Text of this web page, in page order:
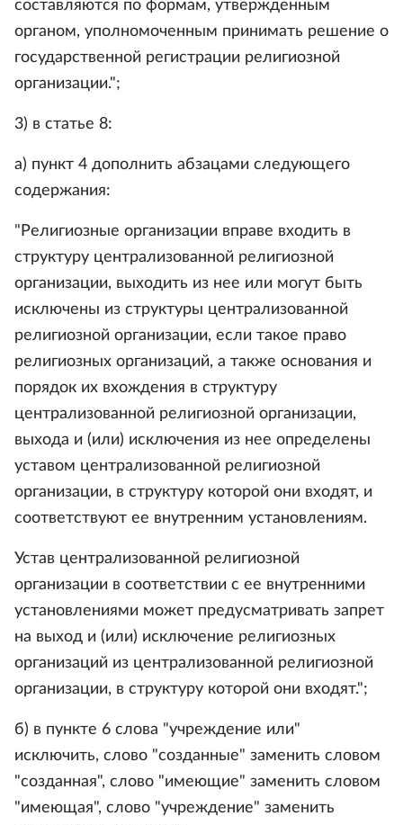
составляются по формам, утвержденным
органом, уполномоченным принимать решение о
государственной регистрации религиозной
организации.";
3) в статье 8:
а) пункт 4 дополнить абзацами следующего
содержания:
"Религиозные организации вправе входить в
структуру централизованной религиозной
организации, выходить из нее или могут быть
исключены из структуры централизованной
религиозной организации, если такое право
религиозных организаций, а также основания и
порядок их вхождения в структуру
централизованной религиозной организации,
выхода и (или) исключения из нее определены
уставом централизованной религиозной
организации, в структуру которой они входят, и
соответствуют ее внутренним установлениям.
Устав централизованной религиозной
организации в соответствии с ее внутренними
установлениями может предусматривать запрет
на выход и (или) исключение религиозных
организаций из централизованной религиозной
организации, в структуру которой они входят.";
б) в пункте 6 слова "учреждение или"
исключить, слово "созданные" заменить словом
"созданная", слово "имеющие" заменить словом
"имеющая", слово "учреждение" заменить